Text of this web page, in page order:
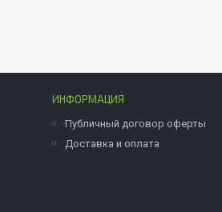
ИНФОРМАЦИЯ
Публичный договор оферты
Доставка и оплата